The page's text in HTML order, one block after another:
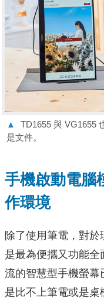
▲
TD1655 與 VG1655
是文件。
手機啟動電腦
作環境
除了使用筆電，對
是最為便攜又功能
流的智慧型手機螢幕
是比不上筆電或是